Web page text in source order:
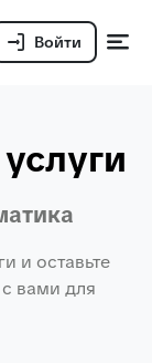
Войти
и оставьте
вами для